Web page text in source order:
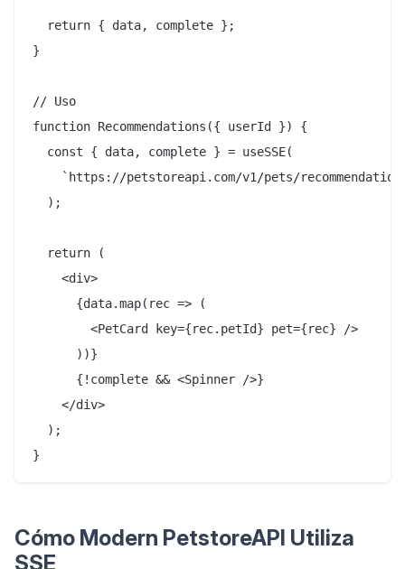
  return { data, complete };
}
// Uso
function Recommendations({ userId }) {
  const { data, complete } = useSSE(
`https://petstoreapi.com/v1/pets/
  );
  return (
    <div>
      {data.map(rec => (
        <PetCard key={rec.petId} pet={rec} />
      ))}
      {!complete && <Spinner />}
    </div>
  );
Cómo Modern PetstoreAPI Utiliza
SSE